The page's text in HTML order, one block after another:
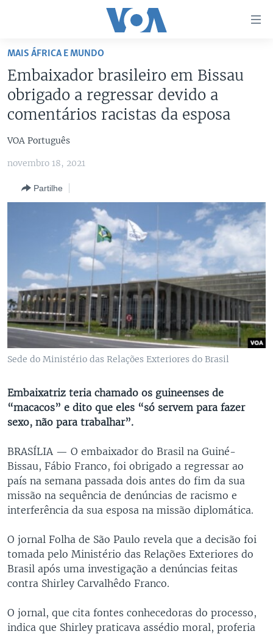
Acesso
para
artigo
principal
para
principal
MOÇAMBIQUE
DOSSIERS ESPECIAIS
AFRICA AGORA
SAÚDE EM FOCO
VOA 60 CLIMA
VOA60 MUNDO
PASSADEIRA VERMELHA
MAIS ÁFRICA E MUNDO
Embaixador brasileiro em Bissau
obrigado a regressar devido a
comentários racistas da esposa
VOA Português
novembro 18, 2021
Partilhe
Sede do Ministério das Relações Exteriores do Brasil
Embaixatriz teria chamado os guineenses de
“macacos” e dito que eles “só servem para fazer
sexo, não para trabalhar”.
BRASÍLIA — O embaixador do Brasil na Guiné-
Bissau, Fábio Franco, foi obrigado a regressar ao
país na semana passada dois antes do fim da sua
missão na sequência de denúncias de racismo e
interferência da sua esposa na missão diplomática.
O jornal Folha de São Paulo revela que a decisão foi
tomada pelo Ministério das Relações Exteriores do
Brasil após uma investigação a denúncias feitas
contra Shirley Carvalhêdo Franco.
O jornal, que cita fontes conhecedoras do processo,
indica que Shirley praticava assédio moral, proferia